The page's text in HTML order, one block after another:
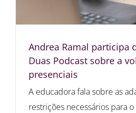
Andrea Ramal participa
Duas Podcast sobre a
presenciais
A educadora fala sobre as
restrições necessários para